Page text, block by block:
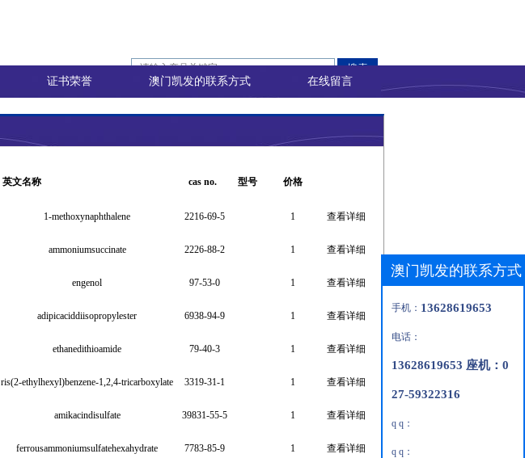
证书荣誉 澳门凯发的联系方式 在线留言
英文名称 cas no. 型号 价格
1-methoxynaphthalene 2216-69-5 1 查看详细
ammoniumsuccinate 2226-88-2 1 查看详细
engenol 97-53-0 1 查看详细
adipicaciddiisopropylester 6938-94-9 1 查看详细
ethanedithioamide 79-40-3 1 查看详细
ris(2-ethylhexyl)benzene-1,2,4-tricarboxylate 3319-31-1 1 查看详细
amikacindisulfate 39831-55-5 1 查看详细
ferrousammoniumsulfatehexahydrate 7783-85-9 1 查看详细
澳门凯发的联系方式
手机： 13628619653
电话：
13628619653 座机：0
27-59322316
q q：
q q：